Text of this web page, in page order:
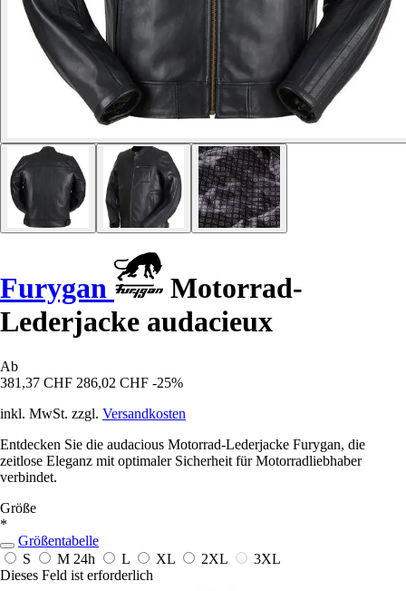
Furygan
Motorrad-
Lederjacke audacieux
Ab
381,37 CHF 286,02 CHF -25%
inkl. MwSt. zzgl. Versandkosten
Entdecken Sie die audacious Motorrad-Lederjacke Furygan, die
zeitlose Eleganz mit optimaler Sicherheit für Motorradliebhaber
verbindet.
Größe
*
Größentabelle
S
M 24h L XL 2XL
3XL
Dieses Feld ist erforderlich